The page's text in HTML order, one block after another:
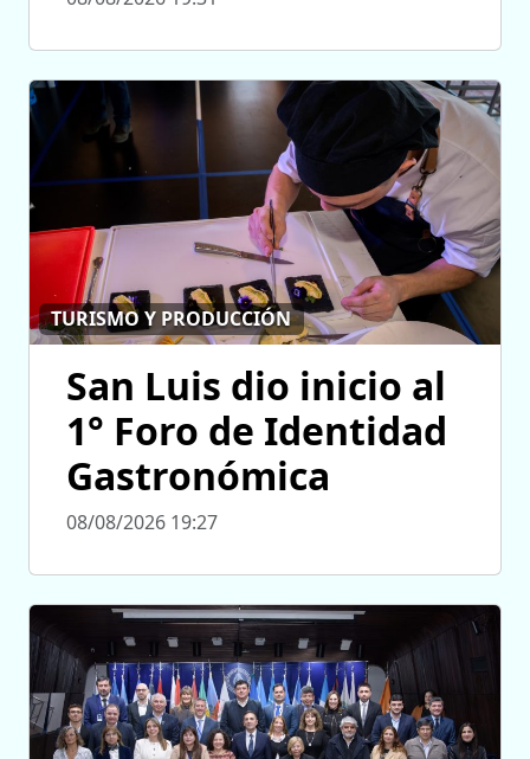
TURISMO Y PRODUCCIÓN
San Luis dio inicio al
1° Foro de Identidad
Gastronómica
08/08/2026 19:27